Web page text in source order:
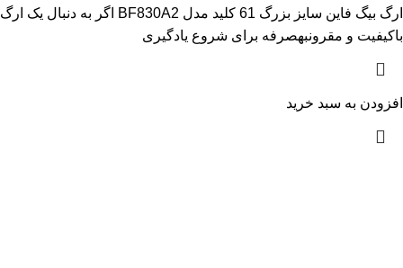
ارگ بیگ فاین سایز بزرگ 61 کلید مدل BF830A2 اگر به دنبال یک ارگ
باکیفیت و مقرونبهصرفه برای شروع یادگیری
افزودن به سبد خرید